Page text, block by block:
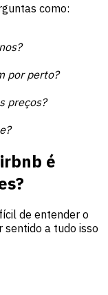
como:
por perto?
preços?
é
de entender o
sentido a tudo isso